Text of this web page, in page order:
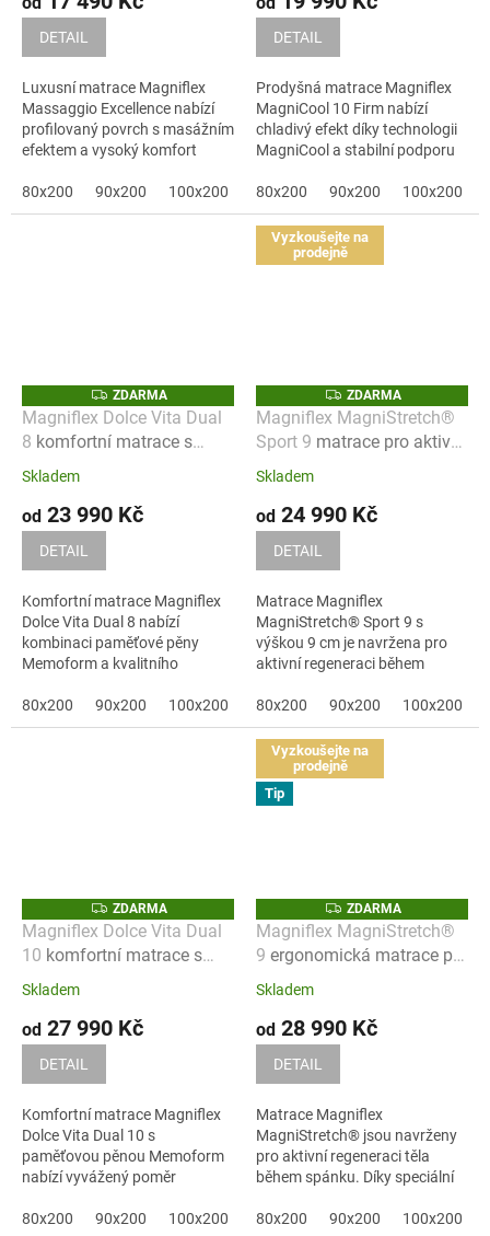
DETAIL
Luxusní matrace Magniflex
Massaggio Excellence nabízí
profilovaný povrch s masážním
efektem a vysoký komfort
80x200
90x200 100x200 120x200 140x200 160x200
DETAIL
Prodyšná matrace Magniflex
MagniCool 10 Firm nabízí
chladivý efekt díky technologii
MagniCool a stabilní podporu
80x200
90x200 100x200
Z
D
A
R
ZDARMA
Magniflex Dolce Vita Dual
8 komfortní matrace s
paměťovou pěnou pro
Skladem
od 23 990 Kč
DETAIL
Komfortní matrace Magniflex
Dolce Vita Dual 8 nabízí
kombinaci paměťové pěny
Memoform a kvalitního
80x200
90x200 100x200 120x200 140x200 160x200
Vyzkoušejte na
prodejně
Z
D
A
R
ZDARMA
Magniflex MagniStretch®
Sport 9 matrace pro aktivní
životní styl
Skladem
od 24 990 Kč
DETAIL
Matrace Magniflex
MagniStretch® Sport 9 s
výškou 9 cm je navržena pro
aktivní regeneraci během
80x200
90x200 100x200
Z
D
A
R
ZDARMA
Magniflex Dolce Vita Dual
10 komfortní matrace s
paměťovou pěnou
Skladem
od 27 990 Kč
DETAIL
Komfortní matrace Magniflex
Dolce Vita Dual 10 s
paměťovou pěnou Memoform
nabízí vyvážený poměr
80x200
90x200 100x200 120x200 140x200 160x200
Vyzkoušejte na
prodejně
Tip
Z
D
A
R
ZDARMA
Magniflex MagniStretch®
9 ergonomická matrace pro
regeneraci páteře během
Skladem
od 28 990 Kč
DETAIL
Matrace Magniflex
MagniStretch® jsou navrženy
pro aktivní regeneraci těla
během spánku. Díky speciální
80x200
90x200 100x200